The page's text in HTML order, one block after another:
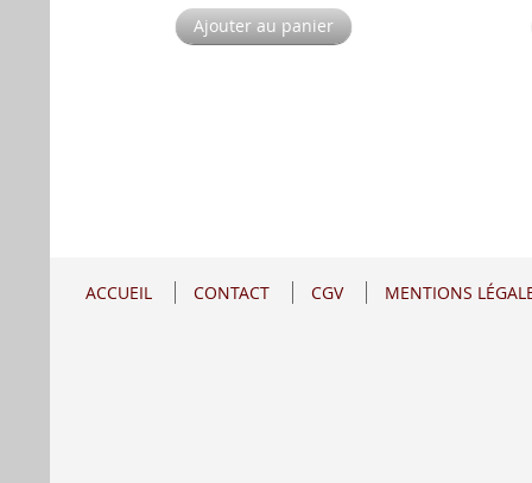
Ajouter au panier
ACCUEIL CONTACT CGV MENTIONS